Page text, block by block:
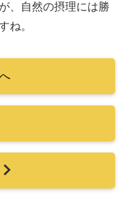
、自然の摂理には勝
ね。